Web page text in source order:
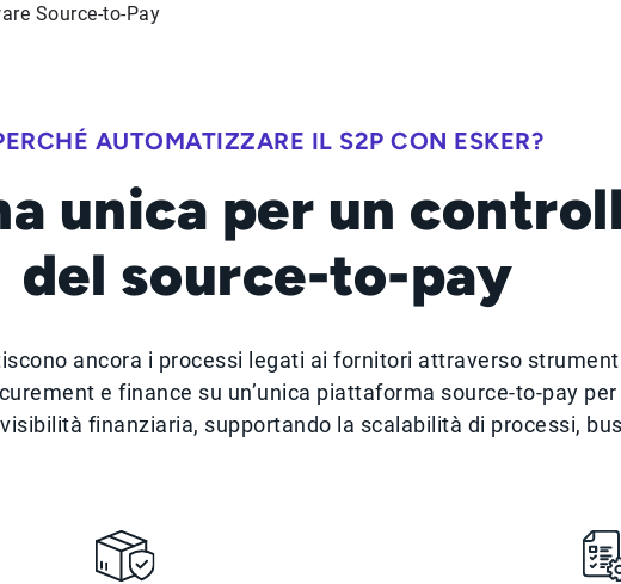
Source-to-Pay
AUTOMATIZZARE IL S2P CON ESKER?
unica per un
del source-to-pay
ancora i processi legati ai fornitori attraverso
e finance su un’unica piattaforma source-to-pay
finanziaria, supportando la scalabilità di processi,